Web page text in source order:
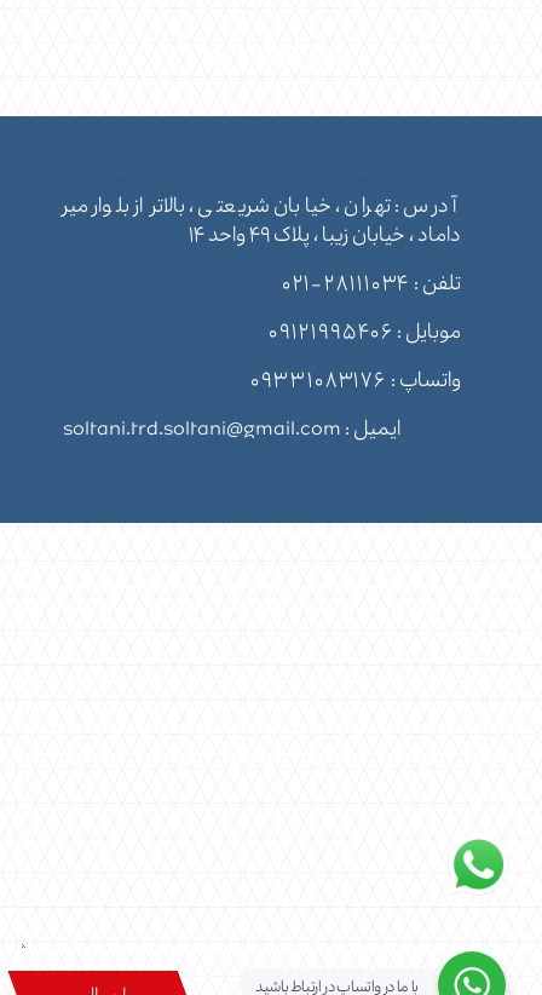
آدرس : تهران ، خیابان شریعتی ، بالاتر از بلوار میر
داماد ، خیابان زیبا ، پلاک ۴۹ واحد ۱۴
تلفن : ۲۸۱۱۱۰۳۴-۰۲۱
موبایل : ۰۹۱۲۱۹۹۵۴۰۶
واتساپ : ۰۹۳۳۱۰۸۳۱۷۶
ایمیل : soltani.trd.soltani@gmail.com
با ما در واتساپ در ارتباط باشید